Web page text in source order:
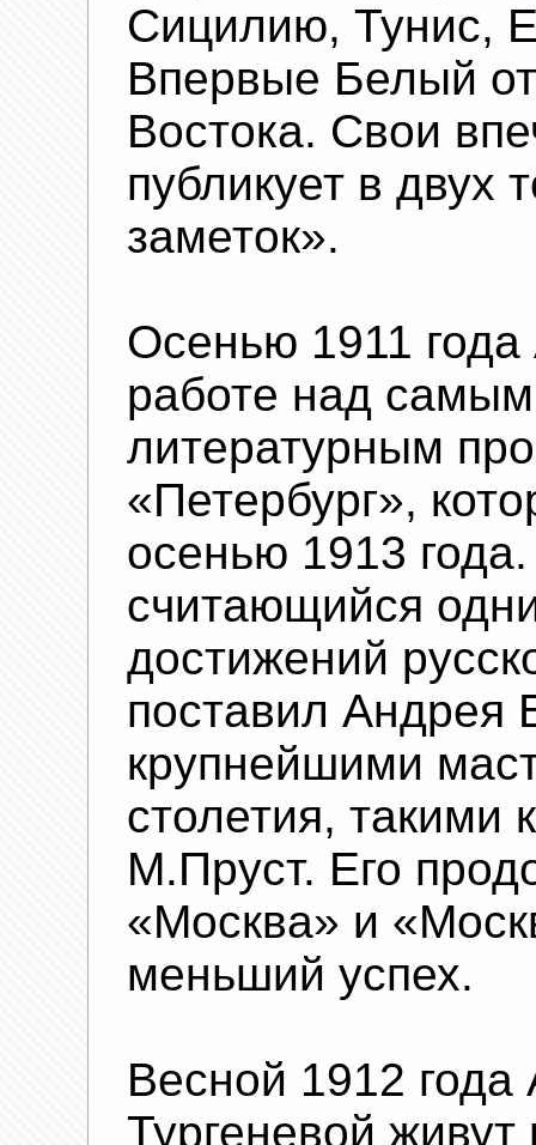
Сицилию, Тунис,
Впервые Белый
Востока. Свои
публикует в двух
заметок».
Осенью 1911
работе над
литературным
«Петербург»,
осенью 1913
считающийся
достижений
поставил Андрея
крупнейшими
столетия, такими
М.Пруст. Его
«Москва» и
меньший успех.
Весной 1912
Тургеневой